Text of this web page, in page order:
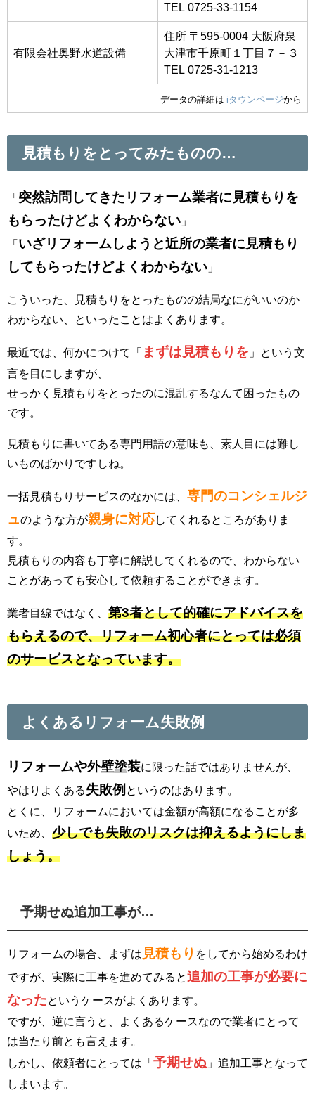
TEL 0725-33-1154
有限会社奥野水道設備
住所 〒595-0004 大阪府泉
大津市千原町１丁目７－３
TEL 0725-31-1213
データの詳細は iタウンページから
見積もりをとってみたものの…
「 突然訪問してきたリフォーム業者に見積もりを
もらったけどよくわからない 」
「 いざリフォームしようと近所の業者に見積もり
してもらったけどよくわからない 」
こういった、見積もりをとったものの結局なにがいいのか
わからない、といったことはよくあります。
最近では、何かにつけて「 まずは見積もりを 」という文
言を目にしますが、
せっかく見積もりをとったのに混乱するなんて困ったもの
です。
見積もりに書いてある専門用語の意味も、素人目には難し
いものばかりですしね。
一括見積もりサービスのなかには、 専門のコンシェルジ
ュのような方が親身に対応してくれるところがありま
す。
見積もりの内容も丁寧に解説してくれるので、わからない
ことがあっても安心して依頼することができます。
業者目線ではなく、 第3者として的確にアドバイスを
もらえるので、リフォーム初心者にとっては必須
のサービスとなっています。
よくあるリフォーム失敗例
リフォームや外壁塗装に限った話ではありませんが、
やはりよくある失敗例 というのはあります。
とくに、リフォームにおいては金額が高額になることが多
いため、 少しでも失敗のリスクは抑えるようにしま
しょう。
予期せぬ追加工事が…
リフォームの場合、まずは 見積もり をしてから始めるわけ
ですが、実際に工事を進めてみると追加の工事が必要に
なった というケースがよくあります。
ですが、逆に言うと、よくあるケースなので業者にとって
は当たり前とも言えます。
しかし、依頼者にとっては「 予期せぬ 」追加工事となって
しまいます。